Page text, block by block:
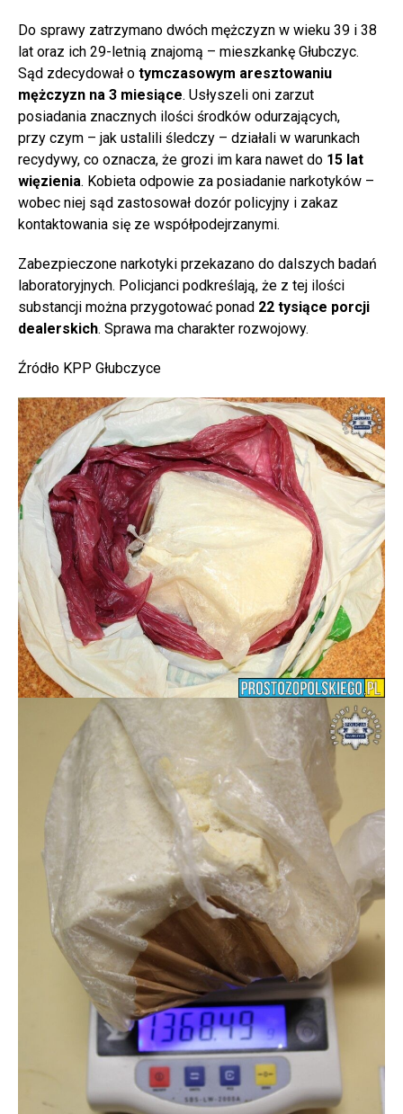
Do sprawy zatrzymano dwóch mężczyzn w wieku 39 i 38
lat oraz ich 29-letnią znajomą – mieszkankę Głubczyc.
Sąd zdecydował o tymczasowym aresztowaniu
mężczyzn na 3 miesiące. Usłyszeli oni zarzut
posiadania znacznych ilości środków odurzających,
przy czym – jak ustalili śledczy – działali w warunkach
recydywy, co oznacza, że grozi im kara nawet do 15 lat
więzienia. Kobieta odpowie za posiadanie narkotyków –
wobec niej sąd zastosował dozór policyjny i zakaz
kontaktowania się ze współpodejrzanymi.
Zabezpieczone narkotyki przekazano do dalszych badań
laboratoryjnych. Policjanci podkreślają, że z tej ilości
substancji można przygotować ponad 22 tysiące porcji
dealerskich. Sprawa ma charakter rozwojowy.
Źródło KPP Głubczyce